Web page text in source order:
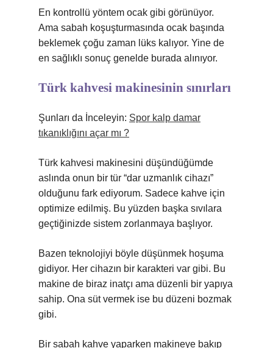
En kontrollü yöntem ocak gibi görünüyor.
Ama sabah koşuşturmasında ocak başında
beklemek çoğu zaman lüks kalıyor. Yine de
en sağlıklı sonuç genelde burada alınıyor.
Türk kahvesi makinesinin sınırları
Şunları da İnceleyin: Spor kalp damar
tıkanıklığını açar mı ?
Türk kahvesi makinesini düşündüğümde
aslında onun bir tür “dar uzmanlık cihazı”
olduğunu fark ediyorum. Sadece kahve için
optimize edilmiş. Bu yüzden başka sıvılara
geçtiğinizde sistem zorlanmaya başlıyor.
Bazen teknolojiyi böyle düşünmek hoşuma
gidiyor. Her cihazın bir karakteri var gibi. Bu
makine de biraz inatçı ama düzenli bir yapıya
sahip. Ona süt vermek ise bu düzeni bozmak
gibi.
Bir sabah kahve yaparken makineye bakıp